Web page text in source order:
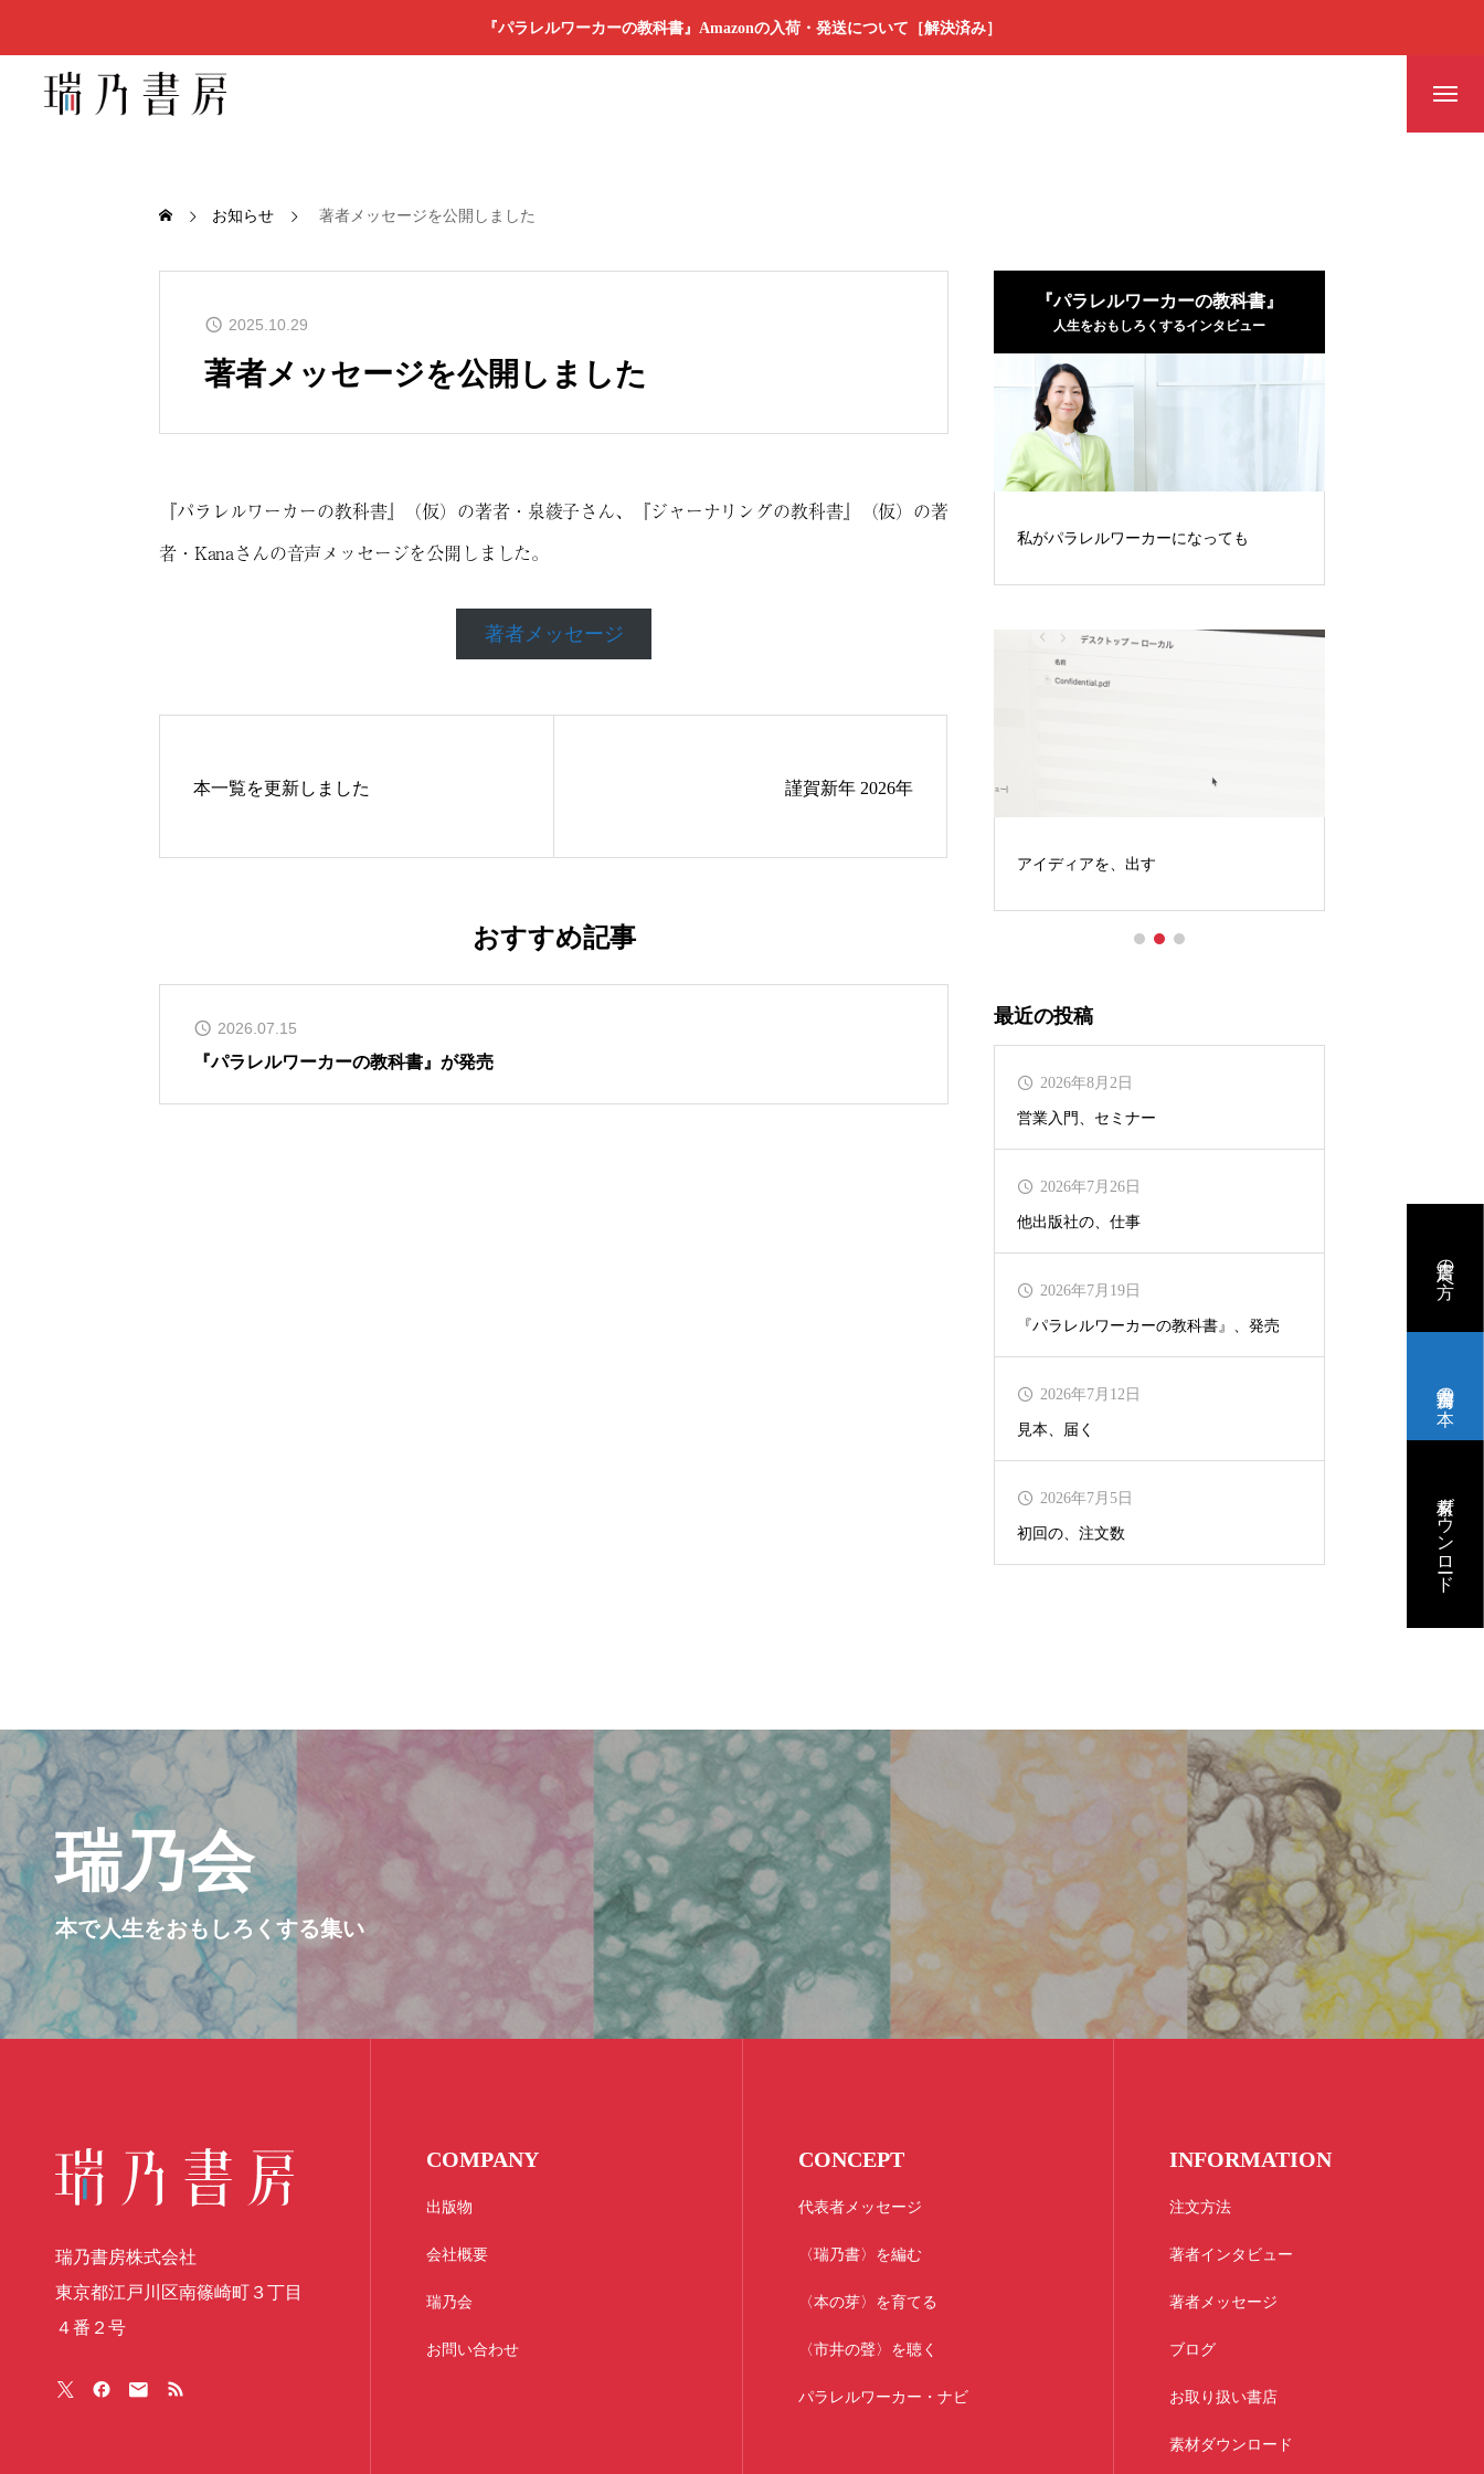
『パラレルワーカーの教科書』Amazonの入荷・発送について［解決済み］
CONTACT
お問い合わせ
書店の方へ
瑞乃書房の本
素材ダウンロード
お知らせ 著者メッセージを公開しました
2025.10.29
著者メッセージを公開しました
『パラレルワーカーの教科書』（仮）の著者・泉綾子さん、『ジャーナリングの教科書』（仮）の著
者・Kanaさんの音声メッセージを公開しました。
著者メッセージ
本一覧を更新しました 謹賀新年 2026年
おすすめ記事
2026.07.15
『パラレルワーカーの教科書』が発売
『パラレルワーカーの教科書』
人生をおもしろくするインタビュー
私がパラレルワーカーになっても
アイディアを、出す クラフトに、励む
最近の投稿
営業入門、セミナー
2026年8月2日
他出版社の、仕事
2026年7月26日
『パラレルワーカーの教科書』、発売
2026年7月19日
見本、届く
2026年7月12日
初回の、注文数
2026年7月5日
瑞乃会
本で人生をおもしろくする集い
瑞乃書房株式会社
東京都江戸川区南篠崎町３丁目
４番２号
COMPANY
出版物
会社概要
瑞乃会
お問い合わせ
CONCEPT
代表者メッセージ
〈瑞乃書〉を編む
〈本の芽〉を育てる
〈市井の聲〉を聴く
パラレルワーカー・ナビ
INFORMATION
注文方法
著者インタビュー
著者メッセージ
ブログ
お取り扱い書店
素材ダウンロード